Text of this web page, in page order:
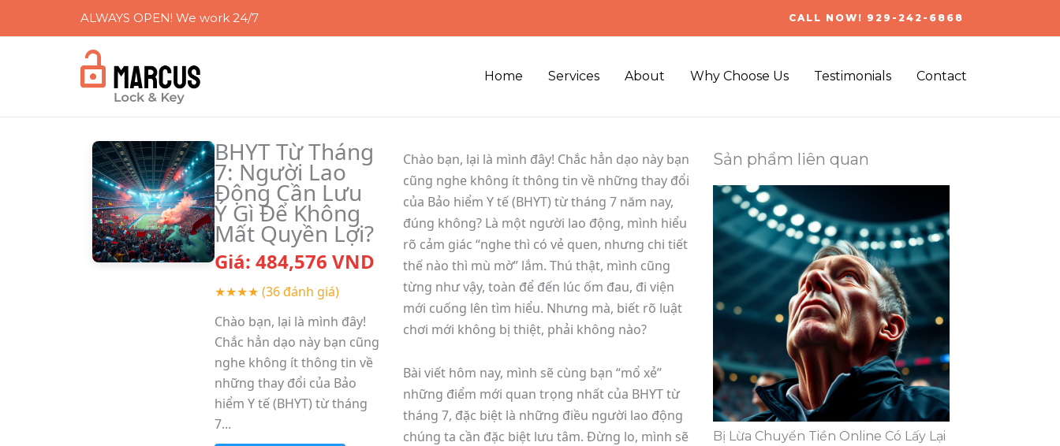
ALWAYS OPEN! We work 24/7 CALL NOW! 929-242-6868
Home Services About Why Choose Us Testimonials Contact
BHYT Từ Tháng
7: Người Lao
Động Cần Lưu
Ý Gì Để Không
Mất Quyền Lợi?
Giá: 484,576 VND
★★★★ (36 đánh giá)
Chào bạn, lại là mình đây!
Chắc hẳn dạo này bạn cũng
nghe không ít thông tin về
những thay đổi của Bảo
hiểm Y tế (BHYT) từ tháng
7...
Chào bạn, lại là mình đây! Chắc hẳn dạo này bạn
cũng nghe không ít thông tin về những thay đổi
của Bảo hiểm Y tế (BHYT) từ tháng 7 năm nay,
đúng không? Là một người lao động, mình hiểu
rõ cảm giác “nghe thì có vẻ quen, nhưng chi tiết
thế nào thì mù mờ” lắm. Thú thật, mình cũng
từng như vậy, toàn để đến lúc ốm đau, đi viện
mới cuống lên tìm hiểu. Nhưng mà, biết rõ luật
chơi mới không bị thiệt, phải không nào?
Bài viết hôm nay, mình sẽ cùng bạn “mổ xẻ”
những điểm mới quan trọng nhất của BHYT từ
tháng 7, đặc biệt là những điều người lao động
chúng ta cần đặc biệt lưu tâm. Đừng lo, mình sẽ
Sản phẩm liên quan
Bị Lừa Chuyển Tiền Online Có Lấy Lại